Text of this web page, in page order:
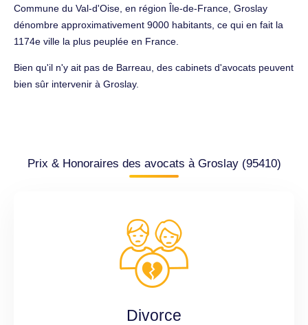
Commune du Val-d'Oise, en région Île-de-France, Groslay
dénombre approximativement 9000 habitants, ce qui en fait la
1174e ville la plus peuplée en France.
Bien qu'il n'y ait pas de Barreau, des cabinets d'avocats peuvent
bien sûr intervenir à Groslay.
Prix & Honoraires des avocats à Groslay (95410)
Divorce